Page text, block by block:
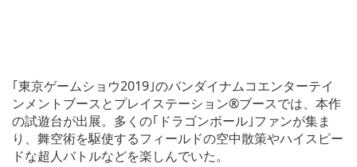
｢東京ゲームショウ2019｣のバンダイナムコエンターテイ
ンメントブースとプレイステーション®ブースでは、本作
の試遊台が出展。多くの｢ドラゴンボール｣ファンが集ま
り、舞空術を駆使するフィールドの空中散策やハイスピー
ドな超人バトルなどを楽しんでいた。